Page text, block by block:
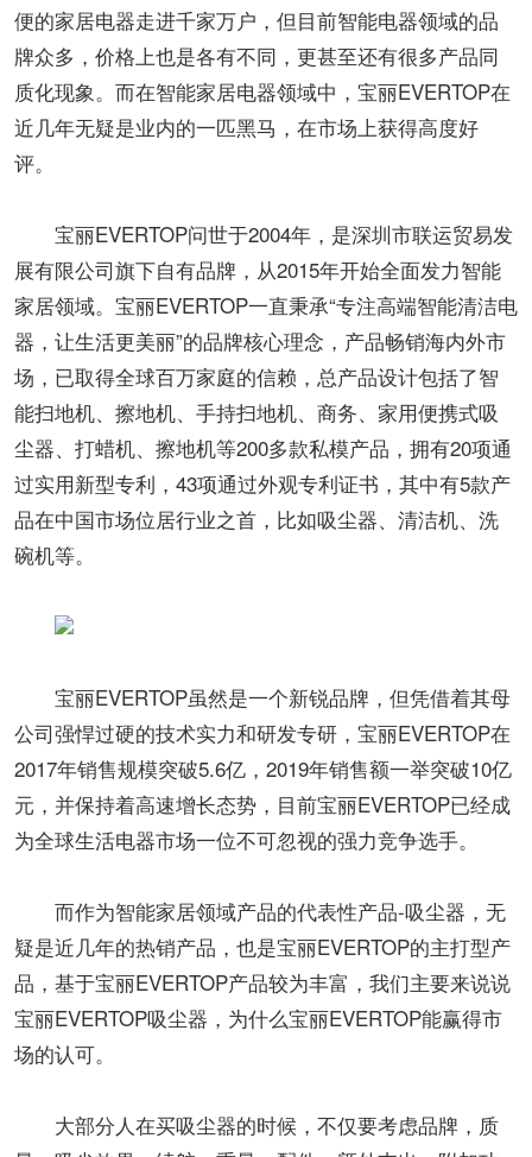
便的家居电器走进千家万户，但目前智能电器领域的品
牌众多，价格上也是各有不同，更甚至还有很多产品同
质化现象。而在智能家居电器领域中，宝丽EVERTOP在
近几年无疑是业内的一匹黑马，在市场上获得高度好
评。
宝丽EVERTOP问世于2004年，是深圳市联运贸易发
展有限公司旗下自有品牌，从2015年开始全面发力智能
家居领域。宝丽EVERTOP一直秉承“专注高端智能清洁电
器，让生活更美丽”的品牌核心理念，产品畅销海内外市
场，已取得全球百万家庭的信赖，总产品设计包括了智
能扫地机、擦地机、手持扫地机、商务、家用便携式吸
尘器、打蜡机、擦地机等200多款私模产品，拥有20项通
过实用新型专利，43项通过外观专利证书，其中有5款产
品在中国市场位居行业之首，比如吸尘器、清洁机、洗
碗机等。
宝丽EVERTOP虽然是一个新锐品牌，但凭借着其母
公司强悍过硬的技术实力和研发专研，宝丽EVERTOP在
2017年销售规模突破5.6亿，2019年销售额一举突破10亿
元，并保持着高速增长态势，目前宝丽EVERTOP已经成
为全球生活电器市场一位不可忽视的强力竞争选手。
而作为智能家居领域产品的代表性产品-吸尘器，无
疑是近几年的热销产品，也是宝丽EVERTOP的主打型产
品，基于宝丽EVERTOP产品较为丰富，我们主要来说说
宝丽EVERTOP吸尘器，为什么宝丽EVERTOP能赢得市
场的认可。
大部分人在买吸尘器的时候，不仅要考虑品牌，质